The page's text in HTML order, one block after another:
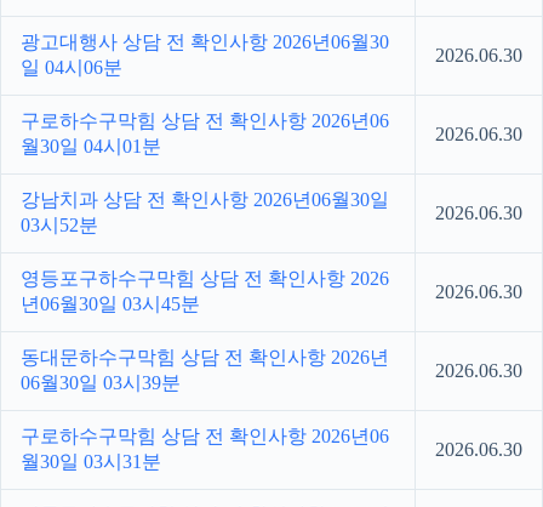
광고대행사 상담 전 확인사항 2026년06월30
일 04시06분
2026.06.30
구로하수구막힘 상담 전 확인사항 2026년06
월30일 04시01분
2026.06.30
강남치과 상담 전 확인사항 2026년06월30일
03시52분
2026.06.30
영등포구하수구막힘 상담 전 확인사항 2026
년06월30일 03시45분
2026.06.30
동대문하수구막힘 상담 전 확인사항 2026년
06월30일 03시39분
2026.06.30
구로하수구막힘 상담 전 확인사항 2026년06
월30일 03시31분
2026.06.30